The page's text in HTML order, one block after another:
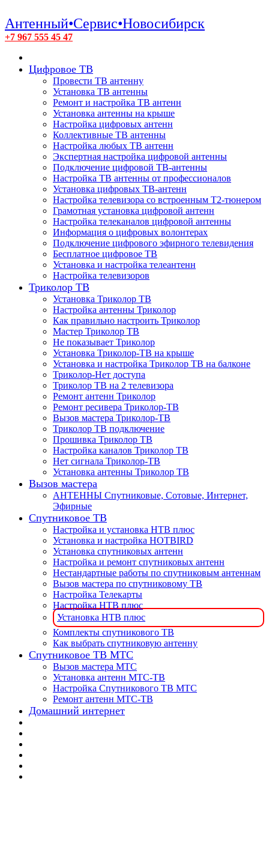
Антенный•Сервис•Новосибирск
+7 967 555 45 47
Цифровое ТВ
Провести ТВ антенну
Установка ТВ антенны
Ремонт и настройка ТВ антенн
Установка антенны на крыше
Настройка цифровых антенн
Коллективные ТВ антенны
Настройка любых ТВ антенн
Экспертная настройка цифровой антенны
Подключение цифровой ТВ-антенны
Настройка ТВ антенны от профессионалов
Установка цифровых ТВ-антенн
Настройка телевизора со встроенным T2-тюнером
Грамотная установка цифровой антенн
Настройка телеканалов цифровой антенны
Информация о цифровых волонтерах
Подключение цифрового эфирного телевидения
Бесплатное цифровое ТВ
Установка и настройка телеантенн
Настройка телевизоров
Триколор ТВ
Установка Триколор ТВ
Настройка антенны Триколор
Как правильно настроить Триколор
Мастер Триколор ТВ
Не показывает Триколор
Установка Триколор-ТВ на крыше
Установка и настройка Триколор ТВ на балконе
Триколор-Нет доступа
Триколор ТВ на 2 телевизора
Ремонт антенн Триколор
Ремонт ресивера Триколор-ТВ
Вызов мастера Триколор-ТВ
Триколор ТВ подключение
Прошивка Триколор ТВ
Настройка каналов Триколор ТВ
Нет сигнала Триколор-ТВ
Установка антенны Триколор ТВ
Вызов мастера
АНТЕННЫ Спутниковые, Сотовые, Интернет,
Эфирные
Спутниковое ТВ
Настройка и установка НТВ плюс
Установка и настройка HOTBIRD
Установка спутниковых антенн
Настройка и ремонт спутниковых антенн
Нестандартные работы по спутниковым антеннам
Вызов мастера по спутниковому ТВ
Настройка Телекарты
Настройка НТВ плюс
Установка НТВ плюс
Комплекты спутникового ТВ
Как выбрать спутниковую антенну
Спутниковое ТВ МТС
Вызов мастера МТС
Установка антенн МТС-ТВ
Настройка Спутникового ТВ МТС
Ремонт антенн МТС-ТВ
Домашний интернет